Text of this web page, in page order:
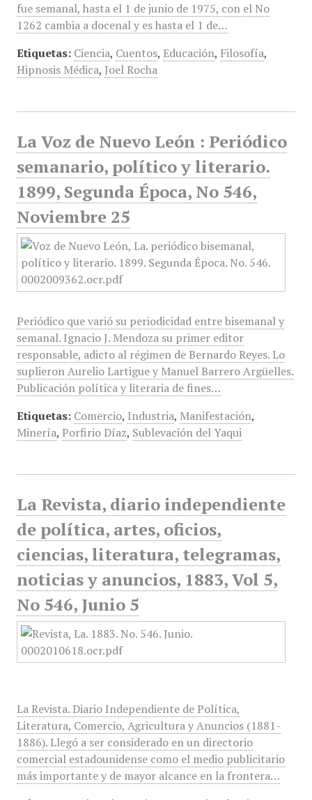
fue semanal, hasta el 1 de junio de 1975, con el No
1262 cambia a docenal y es hasta el 1 de…
Etiquetas: Ciencia, Cuentos, Educación, Filosofía,
Hipnosis Médica, Joel Rocha
La Voz de Nuevo León : Periódico
semanario, político y literario.
1899, Segunda Época, No 546,
Noviembre 25
Periódico que varió su periodicidad entre bisemanal y
semanal. Ignacio J. Mendoza su primer editor
responsable, adicto al régimen de Bernardo Reyes. Lo
suplieron Aurelio Lartigue y Manuel Barrero Argüelles.
Publicación política y literaria de fines…
Etiquetas: Comercio, Industria, Manifestación,
Minería, Porfirio Díaz, Sublevación del Yaqui
La Revista, diario independiente
de política, artes, oficios,
ciencias, literatura, telegramas,
noticias y anuncios, 1883, Vol 5,
No 546, Junio 5
La Revista. Diario Independiente de Política,
Literatura, Comercio, Agricultura y Anuncios (1881-
1886). Llegó a ser considerado en un directorio
comercial estadounidense como el medio publicitario
más importante y de mayor alcance en la frontera…